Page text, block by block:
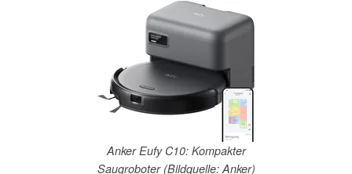
Anker Eufy C10: Kompakter
Saugroboter (Bildquelle: Anker)